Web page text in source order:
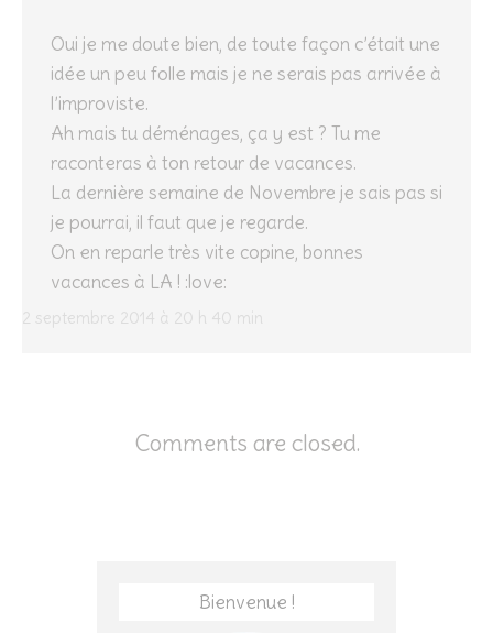
2 septembre 2014 à 20 h 40 min
Oui je me doute bien, de toute façon c’était une
idée un peu folle mais je ne serais pas arrivée à
l’improviste.
Ah mais tu déménages, ça y est ? Tu me
raconteras à ton retour de vacances.
La dernière semaine de Novembre je sais pas si
je pourrai, il faut que je regarde.
On en reparle très vite copine, bonnes
vacances à LA ! :love:
Comments are closed.
Bienvenue !